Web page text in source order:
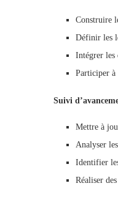
Construire
Définir les
Intégrer les
Participer à
Suivi
Mettre à
Analyser
Identifier
Réaliser